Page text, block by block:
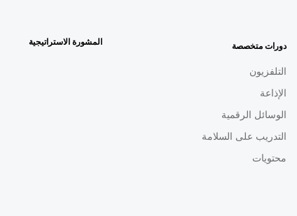
AR
دورات متخصصة
التلفزيون
الإذاعة
الوسائل الرقمية
التدريب على السلامة
محتويات
المشورة الاستراتيجية